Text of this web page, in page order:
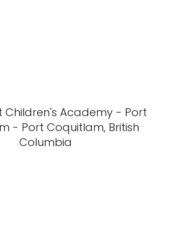
Children's Academy - Port
- Port Coquitlam, British
Columbia